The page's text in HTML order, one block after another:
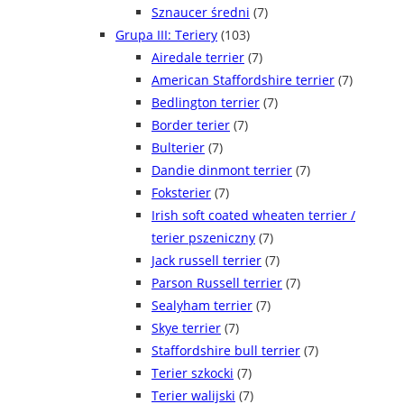
Sznaucer średni (7)
Grupa III: Teriery (103)
Airedale terrier (7)
American Staffordshire terrier (7)
Bedlington terrier (7)
Border terier (7)
Bulterier (7)
Dandie dinmont terrier (7)
Foksterier (7)
Irish soft coated wheaten terrier /
terier pszeniczny (7)
Jack russell terrier (7)
Parson Russell terrier (7)
Sealyham terrier (7)
Skye terrier (7)
Staffordshire bull terrier (7)
Terier szkocki (7)
Terier walijski (7)